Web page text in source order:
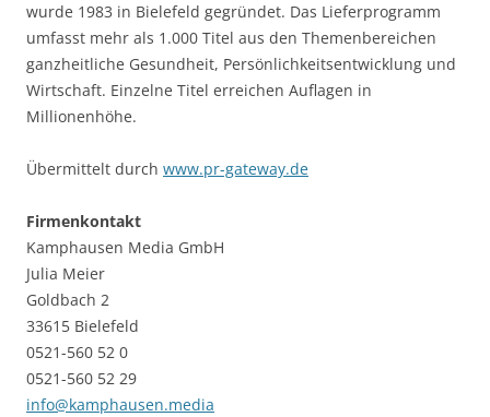
wurde 1983 in Bielefeld gegründet. Das Lieferprogramm
umfasst mehr als 1.000 Titel aus den Themenbereichen
ganzheitliche Gesundheit, Persönlichkeitsentwicklung und
Wirtschaft. Einzelne Titel erreichen Auflagen in
Millionenhöhe.
Übermittelt durch www.pr-gateway.de
Firmenkontakt
Kamphausen Media GmbH
Julia Meier
Goldbach 2
33615 Bielefeld
0521-560 52 0
0521-560 52 29
info@kamphausen.media